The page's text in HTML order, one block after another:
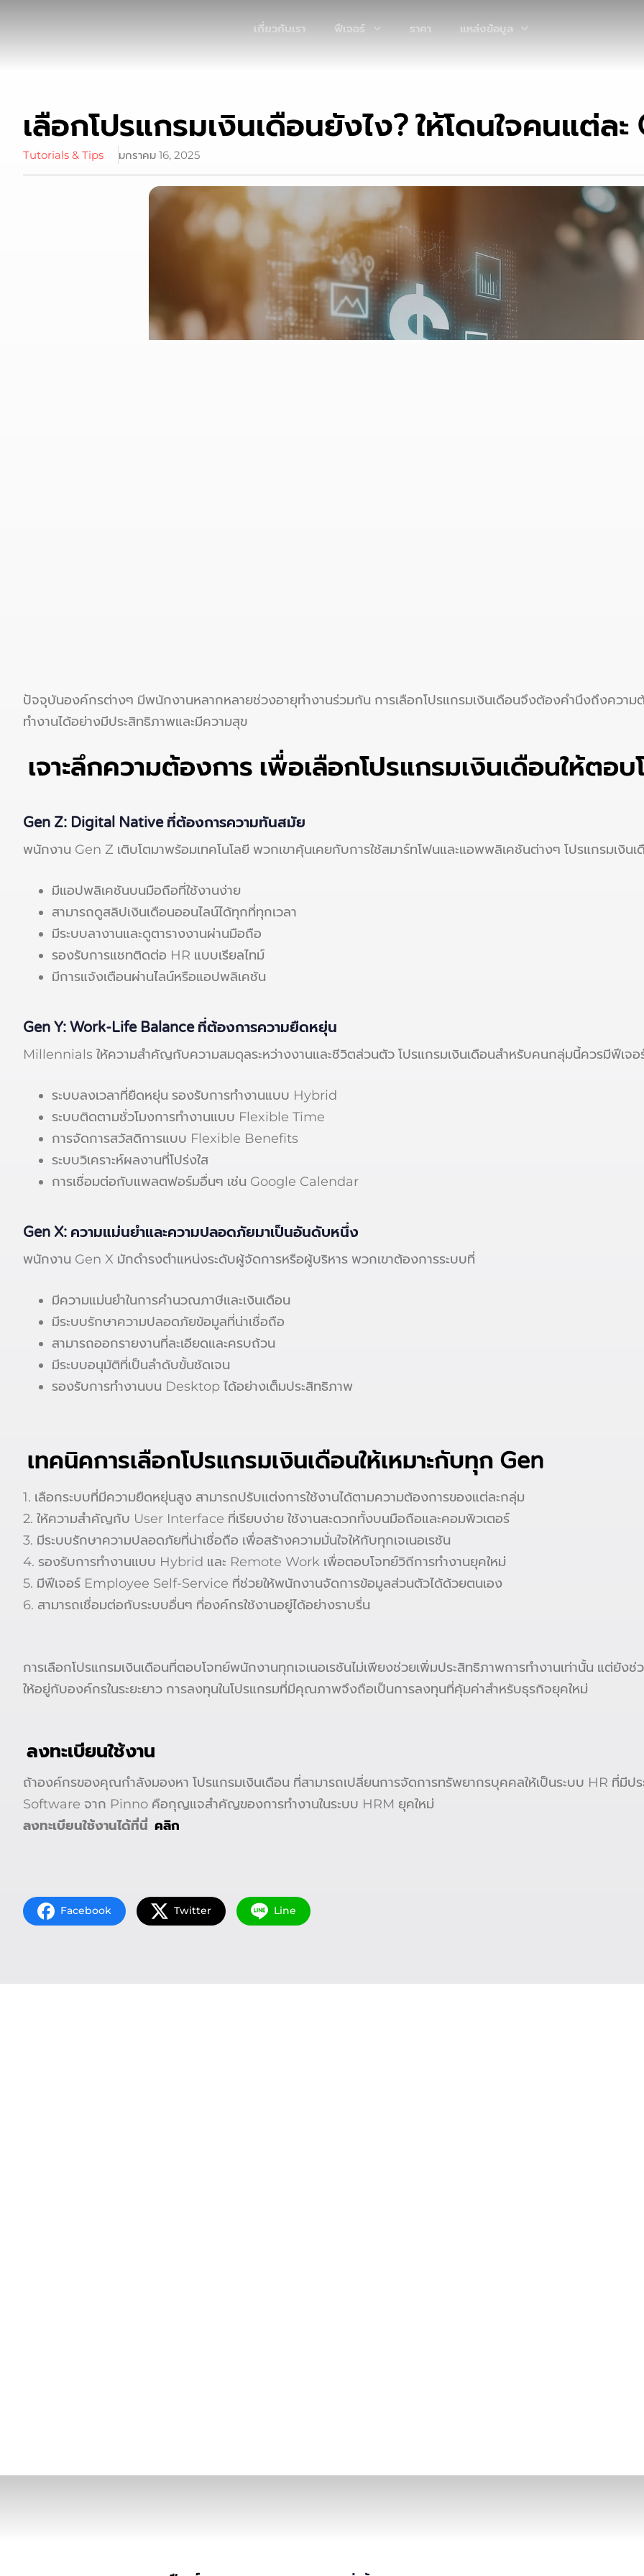
เกี่ยวกับเรา ฟีเจอร์ ราคา แหล่งข้อมูล
เลือกโปรแกรมเงินเดือนยังไง? ให้โดนใจคนแต่ละ
Tutorials & Tips มกราคม 16, 2025
ปัจจุบันองค์กรต่างๆ มีพนักงานหลากหลายช่วงอายุทำงานร่วมกัน การเลือกโปรแกรมเงินเดือนจึงต้องคำนึงถึงความ
ทำงานได้อย่างมีประสิทธิภาพและมีความสุข
เจาะลึกความต้องการ เพื่อเลือกโปรแกรมเงินเดือนให้ตอ
Gen Z: Digital Native ที่ต้องการความทันสมัย
พนักงาน Gen Z เติบโตมาพร้อมเทคโนโลยี พวกเขาคุ้นเคยกับการใช้สมาร์ทโฟนและแอพพลิเคชันต่างๆ โปรแกรมเ
มีแอปพลิเคชันบนมือถือที่ใช้งานง่าย
สามารถดูสลิปเงินเดือนออนไลน์ได้ทุกที่ทุกเวลา
มีระบบลางานและดูตารางงานผ่านมือถือ
รองรับการแชทติดต่อ HR แบบเรียลไทม์
มีการแจ้งเตือนผ่านไลน์หรือแอปพลิเคชัน
Gen Y: Work-Life Balance ที่ต้องการความยืดหยุ่น
Millennials ให้ความสำคัญกับความสมดุลระหว่างงานและชีวิตส่วนตัว โปรแกรมเงินเดือนสำหรับคนกลุ่มนี้ควรมีฟีเจอ
ระบบลงเวลาที่ยืดหยุ่น รองรับการทำงานแบบ Hybrid
ระบบติดตามชั่วโมงการทำงานแบบ Flexible Time
การจัดการสวัสดิการแบบ Flexible Benefits
ระบบวิเคราะห์ผลงานที่โปร่งใส
การเชื่อมต่อกับแพลตฟอร์มอื่นๆ เช่น Google Calendar
Gen X: ความแม่นยำและความปลอดภัยมาเป็นอันดับหนึ่ง
พนักงาน Gen X มักดำรงตำแหน่งระดับผู้จัดการหรือผู้บริหาร พวกเขาต้องการระบบที่
มีความแม่นยำในการคำนวณภาษีและเงินเดือน
มีระบบรักษาความปลอดภัยข้อมูลที่น่าเชื่อถือ
สามารถออกรายงานที่ละเอียดและครบถ้วน
มีระบบอนุมัติที่เป็นลำดับขั้นชัดเจน
รองรับการทำงานบน Desktop ได้อย่างเต็มประสิทธิภาพ
เทคนิคการเลือกโปรแกรมเงินเดือนให้เหมาะกับทุก Gen
1. เลือกระบบที่มีความยืดหยุ่นสูง สามารถปรับแต่งการใช้งานได้ตามความต้องการของแต่ละกลุ่ม
2. ให้ความสำคัญกับ User Interface ที่เรียบง่าย ใช้งานสะดวกทั้งบนมือถือและคอมพิวเตอร์
3. มีระบบรักษาความปลอดภัยที่น่าเชื่อถือ เพื่อสร้างความมั่นใจให้กับทุกเจเนอเรชัน
4. รองรับการทำงานแบบ Hybrid และ Remote Work เพื่อตอบโจทย์วิถีการทำงานยุคใหม่
5. มีฟีเจอร์ Employee Self-Service ที่ช่วยให้พนักงานจัดการข้อมูลส่วนตัวได้ด้วยตนเอง
6. สามารถเชื่อมต่อกับระบบอื่นๆ ที่องค์กรใช้งานอยู่ได้อย่างราบรื่น
การเลือกโปรแกรมเงินเดือนที่ตอบโจทย์พนักงานทุกเจเนอเรชันไม่เพียงช่วยเพิ่มประสิทธิภาพการทำงานเท่านั้น แต่ยั
ให้อยู่กับองค์กรในระยะยาว การลงทุนในโปรแกรมที่มีคุณภาพจึงถือเป็นการลงทุนที่คุ้มค่าสำหรับธุรกิจยุคใหม่
ลงทะเบียนใช้งาน
ถ้าองค์กรของคุณกำลังมองหา โปรแกรมเงินเดือน ที่สามารถเปลี่ยนการจัดการทรัพยากรบุคคลให้เป็นระบบ HR ที่มี
Software จาก Pinno คือกุญแจสำคัญของการทำงานในระบบ HRM ยุคใหม่
ลงทะเบียนใช้งานได้ที่นี่ คลิก
Facebook Twitter Line